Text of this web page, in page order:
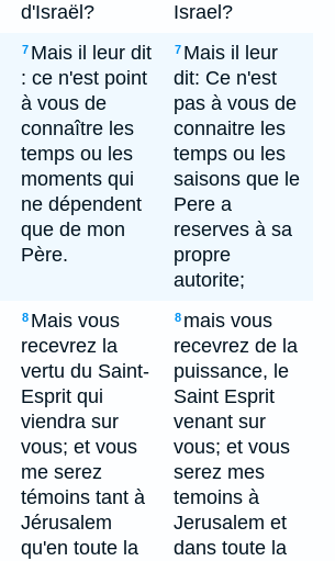
d'Israël?
Israel?
7 Mais il leur dit
: ce n'est point
à vous de
connaître les
temps ou les
moments qui
ne dépendent
que de mon
Père.
7 Mais il leur
dit: Ce n'est
pas à vous de
connaitre les
temps ou les
saisons que le
Pere a
reserves à sa
propre
autorite;
8 Mais vous
recevrez la
vertu du Saint-
Esprit qui
viendra sur
vous; et vous
me serez
témoins tant à
Jérusalem
qu'en toute la
8 mais vous
recevrez de la
puissance, le
Saint Esprit
venant sur
vous; et vous
serez mes
temoins à
Jerusalem et
dans toute la